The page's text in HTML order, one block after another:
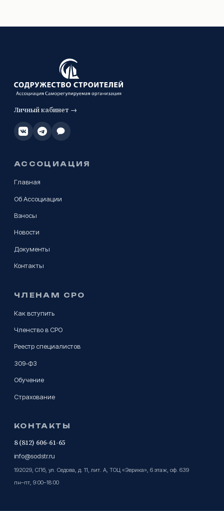
Личный кабинет →
АССОЦИАЦИЯ
Главная
Об Ассоциации
Взносы
Новости
Документы
Контакты
ЧЛЕНАМ СРО
Как вступить
Членство в СРО
Реестр специалистов
309-ФЗ
Обучение
Страхование
КОНТАКТЫ
8 (812) 606-61-65
info@sodstr.ru
192029, СПб, ул. Седова, д. 11, лит. А, ТОЦ «Эврика», 6 этаж, оф. 639
пн–пт, 9:00–18:00